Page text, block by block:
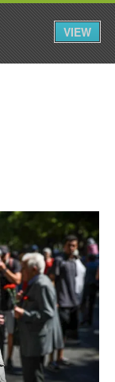
Iniciar Sessão
VIEW